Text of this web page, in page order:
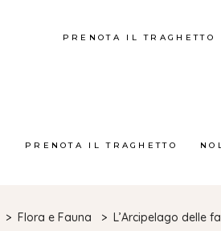
PRENOTA IL TRAGHETTO
PRENOTA IL TRAGHETTO
> Flora e Fauna > L’Arcipelago delle